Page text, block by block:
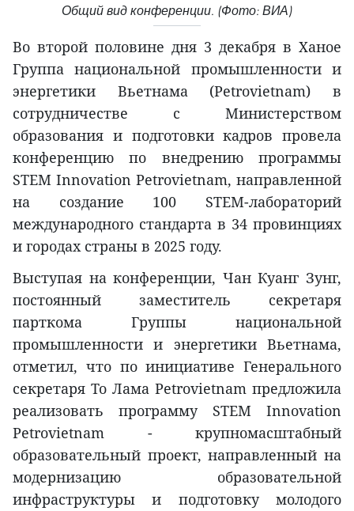
Общий вид конференции. (Фото: ВИА)
Во второй половине дня 3 декабря в Ханое
Группа национальной промышленности и
энергетики Вьетнама (Petrovietnam) в
сотрудничестве с Министерством
образования и подготовки кадров провела
конференцию по внедрению программы
STEM Innovation Petrovietnam, направленной
на создание 100 STEM-лабораторий
международного стандарта в 34 провинциях
и городах страны в 2025 году.
Выступая на конференции, Чан Куанг Зунг,
постоянный заместитель секретаря
парткома Группы национальной
промышленности и энергетики Вьетнама,
отметил, что по инициативе Генерального
секретаря То Лама Petrovietnam предложила
реализовать программу STEM Innovation
Petrovietnam - крупномасштабный
образовательный проект, направленный на
модернизацию образовательной
инфраструктуры и подготовку молодого